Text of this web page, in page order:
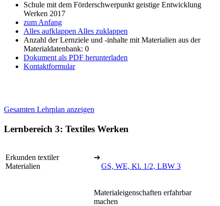
Schule mit dem Förderschwerpunkt geistige Entwicklung
Werken 2017
zum Anfang
Alles aufklappen Alles zuklappen
Anzahl der Lernziele und -inhalte mit Materialien aus der
Materialdatenbank: 0
Dokument als PDF herunterladen
Kontaktformular
Gesamten Lehrplan anzeigen
Lernbereich 3: Textiles Werken
Erkunden textiler
Materialien
➔
GS, WE, Kl. 1/2, LBW 3
Materialeigenschaften erfahrbar
machen